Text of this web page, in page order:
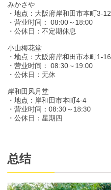
みかさや
・地点：大阪府岸和田市本町3-12
・营业时间： 08:00～18:00
・公休日：不定期休息
小山梅花堂
・地点：大阪府岸和田市本町1-16
・营业时间： 08:30～19:00
・公休日：无休
岸和田风月堂
・地点：岸和田市本町4-4
・营业时间：08:30～18:30
・公休日：星期四
总结